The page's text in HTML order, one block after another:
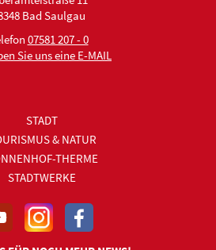
Bad Saulgau
07581 207 - 0
Sie uns eine E-MAIL
STADT
& NATUR
THERME
STADTWERKE